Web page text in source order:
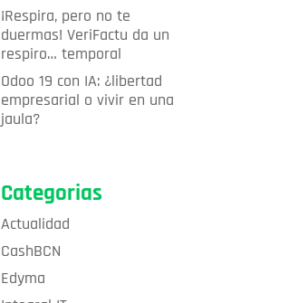
¡Respira, pero no te
duermas! VeriFactu da un
respiro… temporal
Odoo 19 con IA: ¿libertad
empresarial o vivir en una
jaula?
Categorias
Actualidad
CashBCN
Edyma